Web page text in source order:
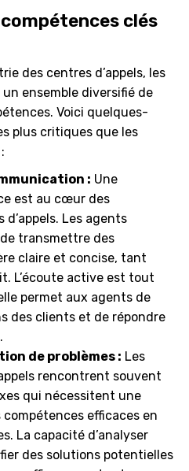
clés
des centres d’appels, les
ensemble diversifié de
Voici quelques-
plus critiques que les
: Une
est au cœur des
Les agents
transmettre des
claire et concise, tant
L’écoute active est tout
permet aux agents de
des clients et de répondre
de problèmes : Les
rencontrent souvent
qui nécessitent une
efficaces en
La capacité d’analyser
des solutions potentielles